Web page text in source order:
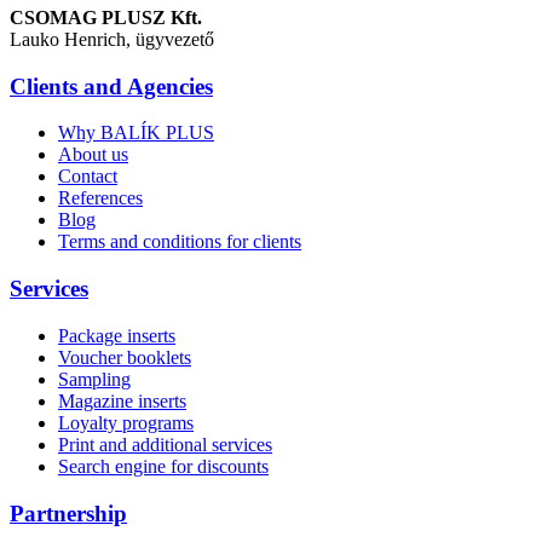
CSOMAG PLUSZ Kft.
Lauko Henrich, ügyvezető
Clients and Agencies
Why BALÍK PLUS
About us
Contact
References
Blog
Terms and conditions for clients
Services
Package inserts
Voucher booklets
Sampling
Magazine inserts
Loyalty programs
Print and additional services
Search engine for discounts
Partnership